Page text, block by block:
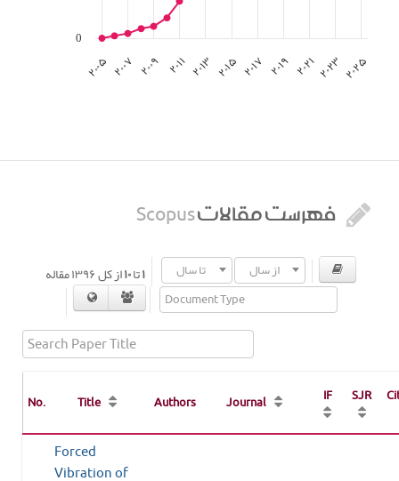
۲۰۰۵ ۲۰۰۷ ۲۰۰۹ ۲۰۱۱ ۲۰۱۳ ۲۰۱۵ ۲۰۱۷ ۲۰۱۹ ۲۰۲۱۲۰۲۳۲۰۲۵
0
فهرست مقالاتScopus
۱تا۱۰از کل۱۳۹۶مقاله از سال تا سال
No. Title Authors Journal IF SJR
Forced
Vibration of